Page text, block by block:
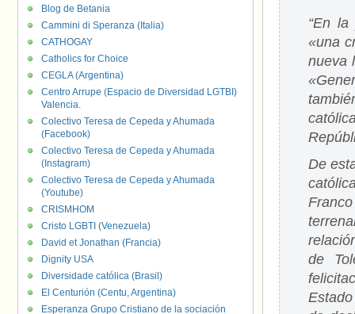
“En
«una
nueva
De
de
Blog de Betania
Cammini di Speranza (Italia)
CATHOGAY
Catholics for Choice
CEGLA (Argentina)
Centro Arrupe (Espacio de Diversidad LGTBI)
Valencia.
Colectivo Teresa de Cepeda y Ahumada
(Facebook)
Colectivo Teresa de Cepeda y Ahumada
(Instagram)
Colectivo Teresa de Cepeda y Ahumada
(Youtube)
CRISMHOM
Cristo LGBTI (Venezuela)
David et Jonathan (Francia)
Dignity USA
Diversidade católica (Brasil)
El Centurión (Centu, Argentina)
Esperanza Grupo Cristiano de la sociación